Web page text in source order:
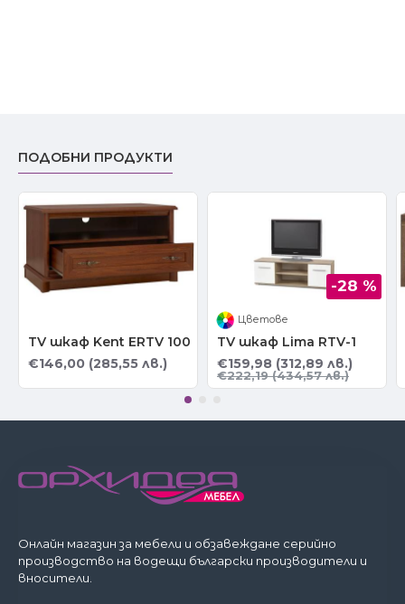
ПОДОБНИ ПРОДУКТИ
TV шкаф Kent ERTV 100
€146,00 (285,55 лв.)
-28 %
Цветове
TV шкаф Lima RTV-1
€159,98 (312,89 лв.)
€222,19 (434,57 лв.)
Онлайн магазин за мебели и обзавеждане серийно
производство на водещи български производители и
вносители.